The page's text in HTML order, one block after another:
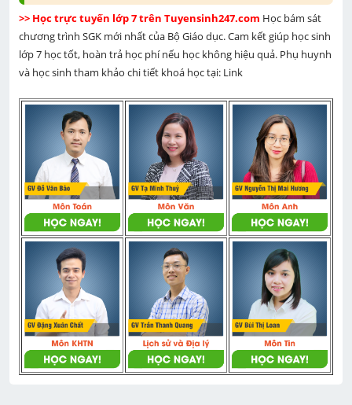
>> Học trực tuyến lớp 7 trên Tuyensinh247.com Học bám sát
chương trình SGK mới nhất của Bộ Giáo dục. Cam kết giúp học sinh
lớp 7 học tốt, hoàn trả học phí nếu học không hiệu quả. Phụ huynh
và học sinh tham khảo chi tiết khoá học tại: Link